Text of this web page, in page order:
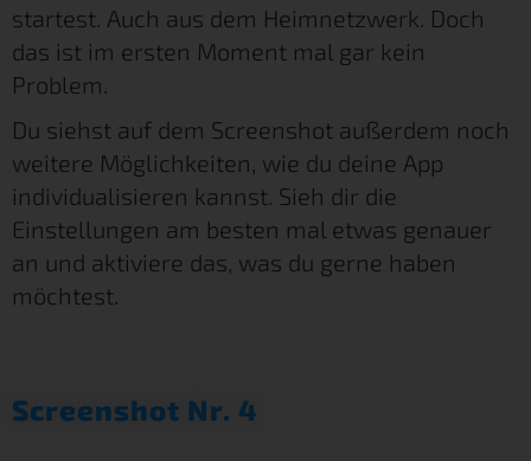
startest. Auch aus dem Heimnetzwerk. Doch
das ist im ersten Moment mal gar kein
Problem.
Du siehst auf dem Screenshot außerdem noch
weitere Möglichkeiten, wie du deine App
individualisieren kannst. Sieh dir die
Einstellungen am besten mal etwas genauer
an und aktiviere das, was du gerne haben
möchtest.
Screenshot Nr. 4